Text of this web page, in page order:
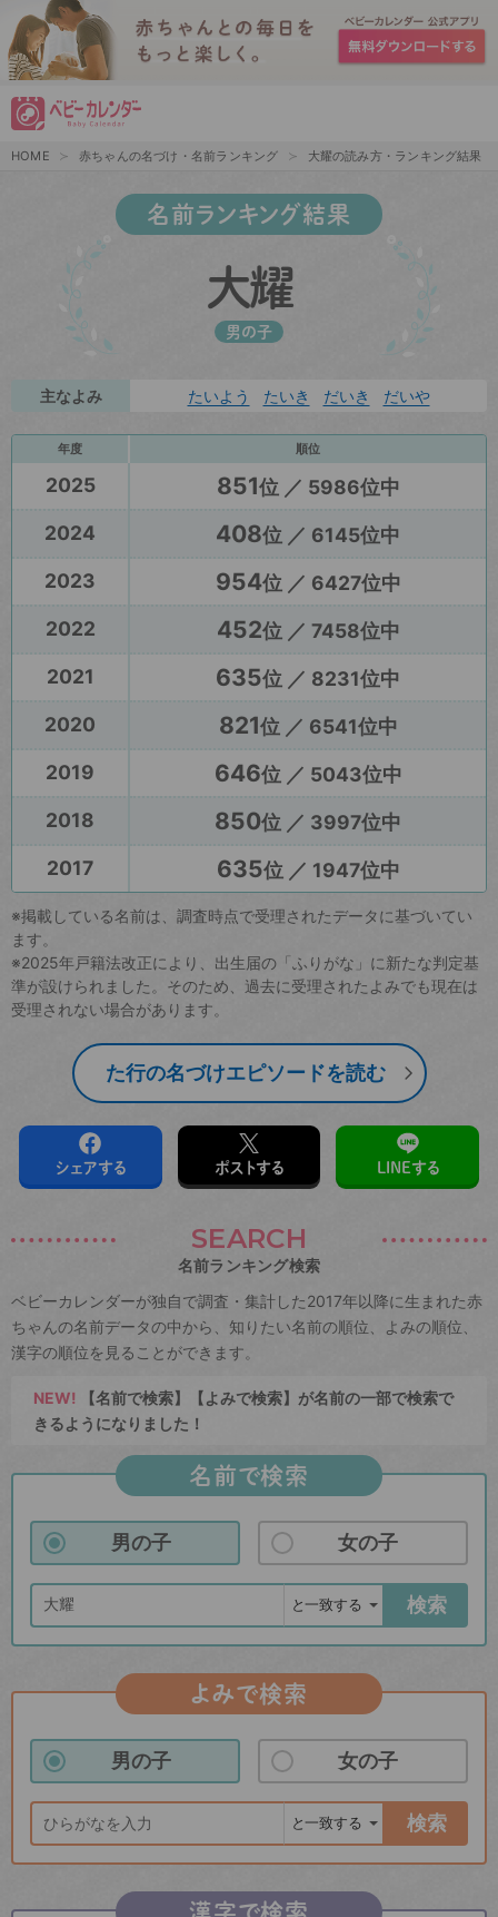
HOME 赤ちゃんの名づけ・名前ランキング 大耀の読み方・ランキング結果
名前ランキング結果
大耀
男の子
主なよみ たいよう たいき だいき だいや
年度 順位
2025 851位 ／ 5986位中
2024
408位 ／ 6145位中
2023
954位 ／ 6427位中
2022
452位 ／ 7458位中
2021
635位 ／ 8231位中
2020
821位 ／ 6541位中
2019
646位 ／ 5043位中
2018
850位 ／ 3997位中
2017
635位 ／ 1947位中
※掲載している名前は、調査時点で受理されたデータに基づいてい
ます。
※2025年戸籍法改正により、出生届の「ふりがな」に新たな判定基
準が設けられました。そのため、過去に受理されたよみでも現在は
受理されない場合があります。
た行の名づけエピソードを読む
シェアする ポストする LINEする
SEARCH
名前ランキング検索
ベビーカレンダーが独自で調査・集計した2017年以降に生まれた赤
ちゃんの名前データの中から、知りたい名前の順位、よみの順位、
漢字の順位を見ることができます。
NEW! 【名前で検索】【よみで検索】が名前の一部で検索で
きるようになりました！
名前で検索
男の子 女の子
検索
よみで検索
男の子 女の子
検索
漢字で検索